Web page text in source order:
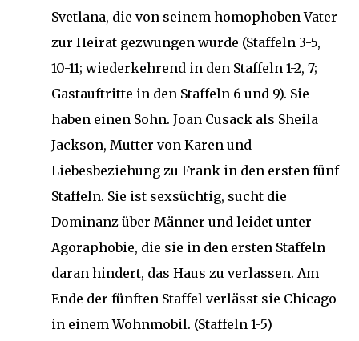
Svetlana, die von seinem homophoben Vater
zur Heirat gezwungen wurde (Staffeln 3-5,
10-11; wiederkehrend in den Staffeln 1-2, 7;
Gastauftritte in den Staffeln 6 und 9). Sie
haben einen Sohn. Joan Cusack als Sheila
Jackson, Mutter von Karen und
Liebesbeziehung zu Frank in den ersten fünf
Staffeln. Sie ist sexsüchtig, sucht die
Dominanz über Männer und leidet unter
Agoraphobie, die sie in den ersten Staffeln
daran hindert, das Haus zu verlassen. Am
Ende der fünften Staffel verlässt sie Chicago
in einem Wohnmobil. (Staffeln 1-5)